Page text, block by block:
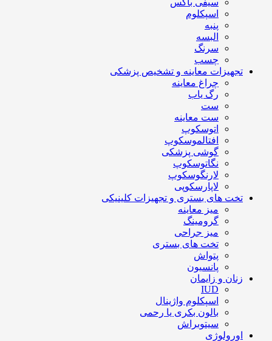
سیفی باکس
اسپکلوم
پنبه
البسه
سرنگ
چسب
تجهیزات معاینه و تشخیص پزشکی
چراغ معاینه
رگ یاب
ست
ست معاینه
اتوسکوپ
افتالموسکوپ
گوشی پزشکی
نگاتوسکوپ
لارنگوسکوپ
لاپارسکوپی
تخت های بستری و تجهیزات کلینیکی
میز معاینه
گرومینگ
میز جراحی
تخت های بستری
پتواش
پانسیون
زنان و زایمان
IUD
اسپکلوم واژینال
بالون بکری یا رحمی
سیتوبراش
اورولوژی